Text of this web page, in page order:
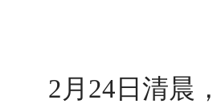
2月24日清晨